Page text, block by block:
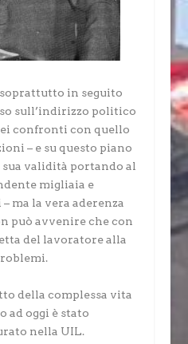
in seguito
sull’indirizzo politico
confronti con quello
– e su questo piano
validità portando al
migliaia e
ma la vera aderenza
può avvenire che con
del lavoratore alla
della complessa vita
ad oggi è stato
nella UIL.